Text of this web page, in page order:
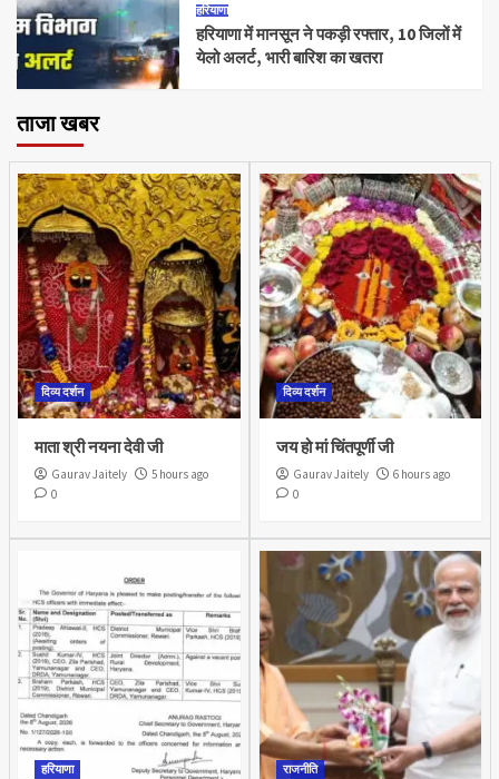
हरियाणा
हरियाणा में मानसून ने पकड़ी रफ्तार, 10 जिलों में
येलो अलर्ट, भारी बारिश का खतरा
ताजा खबर
दिव्य दर्शन
माता श्री नयना देवी जी
Gaurav Jaitely
5 hours ago
0
दिव्य दर्शन
जय हो मां चिंतपूर्णी जी
Gaurav Jaitely
6 hours ago
0
हरियाणा राजनीति